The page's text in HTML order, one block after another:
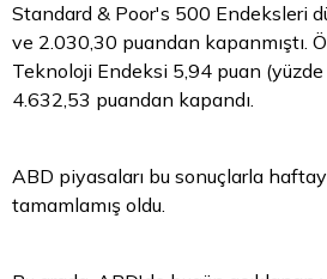
Standard & Poor's 500 Endeksleri
ve 2.030,30 puandan kapanmıştı.
Teknoloji Endeksi 5,94 puan (yüzde
4.632,53 puandan kapandı.
ABD piyasaları bu sonuçlarla
tamamlamış oldu.